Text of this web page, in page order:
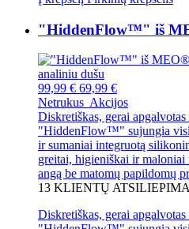
"HiddenFlow™" iš
99,99 € 69,99 €
Netrukus Akcijos
Diskretiškas, gerai
"HiddenFlow™" sujungia
ir sumaniai integruotą
greitai, higieniškai ir maloniai
angą be matomų papildomų
13 KLIENTŲ
Diskretiškas, gerai